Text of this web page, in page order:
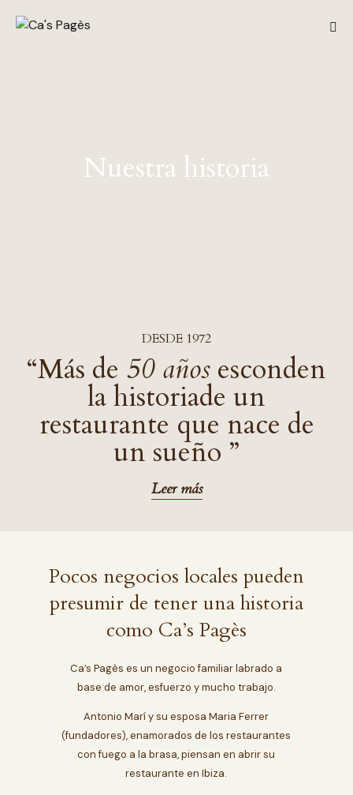
Nuestra historia
DESDE 1972
“Más de 50 años esconden
la historiade un
restaurante que nace de
un sueño ”
Leer más
Pocos negocios locales pueden
presumir de tener una historia
como Ca’s Pagès
Ca’s Pagès es un negocio familiar labrado a
base de amor, esfuerzo y mucho trabajo.
Antonio Marí y su esposa Maria Ferrer
(fundadores), enamorados de los restaurantes
con fuego a la brasa, piensan en abrir su
restaurante en Ibiza.